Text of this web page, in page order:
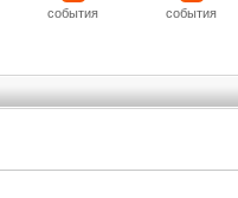
события события